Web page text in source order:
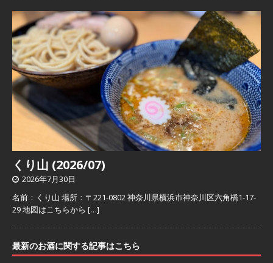
くり山 (2026/07)
2026年7月30日
名前：くり山 場所：〒221-0802 神奈川県横浜市神奈川区六角橋1-17-
29 地図はこちらから […]
最新のお酒に関する記事はこちら